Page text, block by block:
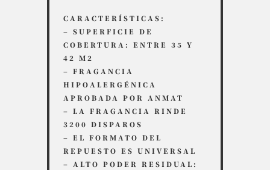
CARACTERÍSTICAS:
– SUPERFICIE DE
COBERTURA: ENTRE 35 Y
42 M2
– FRAGANCIA
HIPOALERGÉNICA
APROBADA POR ANMAT
– LA FRAGANCIA RINDE
3200 DISPAROS
– EL FORMATO DEL
REPUESTO ES UNIVERSAL
– ALTO PODER RESIDUAL: